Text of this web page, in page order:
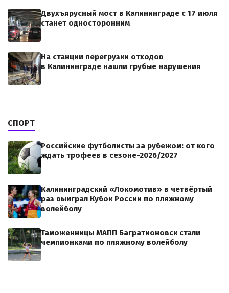
Двухъярусный мост в Калининграде с 17 июля
станет односторонним
На станции перегрузки отходов
в Калининграде нашли грубые нарушения
СПОРТ
Российские футболисты за рубежом: от кого
ждать трофеев в сезоне-2026/2027
Калининградский «Локомотив» в четвёртый
раз выиграл Кубок России по пляжному
волейболу
Таможенницы МАПП Багратионовск стали
чемпионками по пляжному волейболу